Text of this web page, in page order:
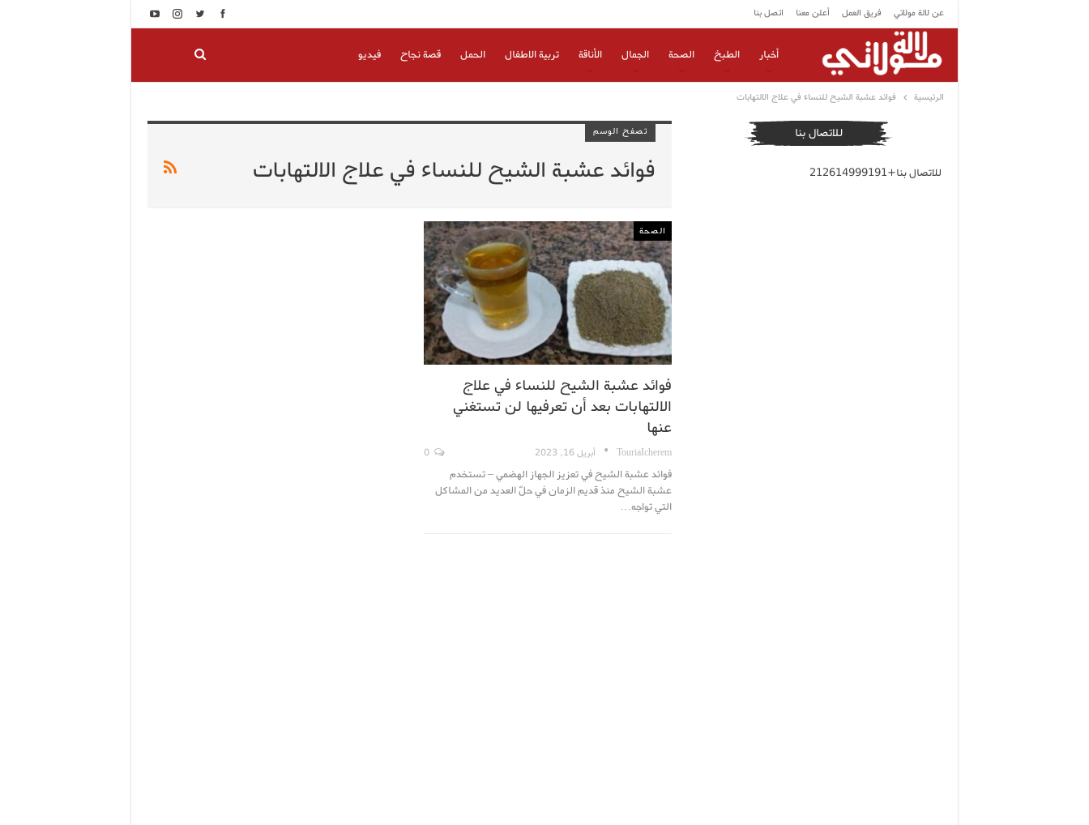
عن لالة مولاتي فريق العمل أعلن معنا اتصل بنا
أخبار الطبخ الصحة الجمال الأناقة تربية الاطفال الحمل قصة نجاح فيديو
الرئيسية فوائد عشبة الشيح للنساء في علاج الالتهابات
تصفح الوسم
فوائد عشبة الشيح للنساء في علاج الالتهابات
الصحة
فوائد عشبة الشيح للنساء في علاج
الالتهابات بعد أن تعرفيها لن تستغني
عنها
TouriaIcherem أبريل 16, 2023
فوائد عشبة الشيح في تعزيز الجهاز الهضمي – تستخدم
عشبة الشيح منذ قديم الزمان في حلّ العديد من المشاكل
التي تواجه…
للاتصال بنا
للاتصال بنا+212614999191